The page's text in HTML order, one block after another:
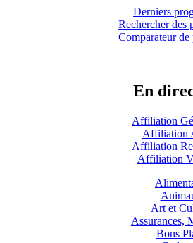
Derniers
Rechercher des
Comparateur de
En
Affiliation
Affiliation
Affiliation
Affiliation
Art et
Assurances,
Bons